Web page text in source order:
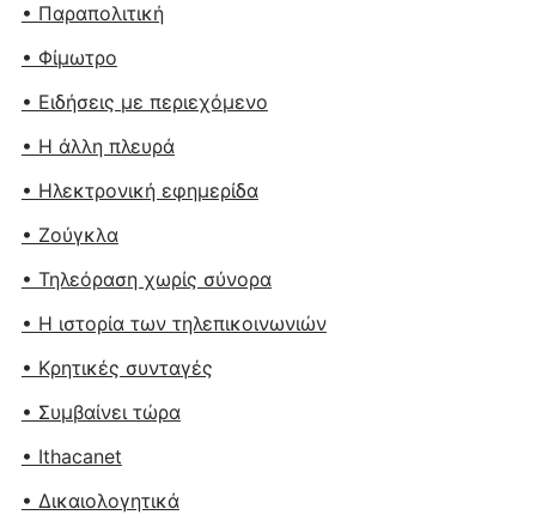
• Παραπολιτική
• Φίμωτρο
• Ειδήσεις με περιεχόμενο
• Η άλλη πλευρά
• Ηλεκτρονική εφημερίδα
• Ζούγκλα
• Τηλεόραση χωρίς σύνορα
• Η ιστορία των τηλεπικοινωνιών
• Κρητικές συνταγές
• Συμβαίνει τώρα
• Ithacanet
• Δικαιολογητικά